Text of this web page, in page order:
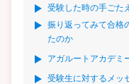
受験した時の手ごた
振り返ってみて合格
たのか
アガルートアカデミ
受験生に対するメッ